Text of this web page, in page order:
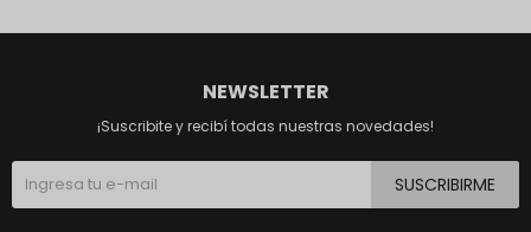
NEWSLETTER
¡Suscribite y recibí todas nuestras novedades!
SUSCRIBIRME